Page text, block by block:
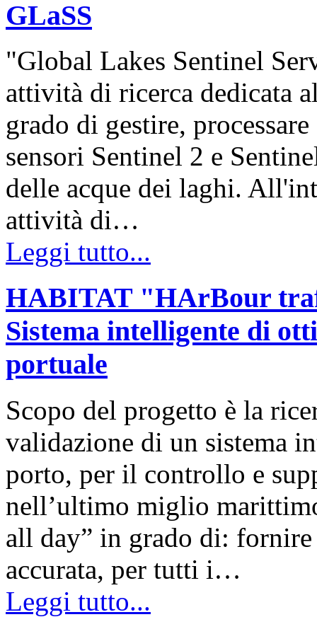
GLaSS
"Global Lakes Sentinel
attività di ricerca dedicata
grado di gestire,
sensori Sentinel 2 e
delle acque dei laghi.
attività di…
Leggi tutto...
HABITAT "HArBour
Sistema intelligente di
portuale
Scopo del progetto è la
validazione di un sistema
porto, per il controllo e
nell’ultimo miglio
all day” in grado di:
accurata, per tutti i…
Leggi tutto...